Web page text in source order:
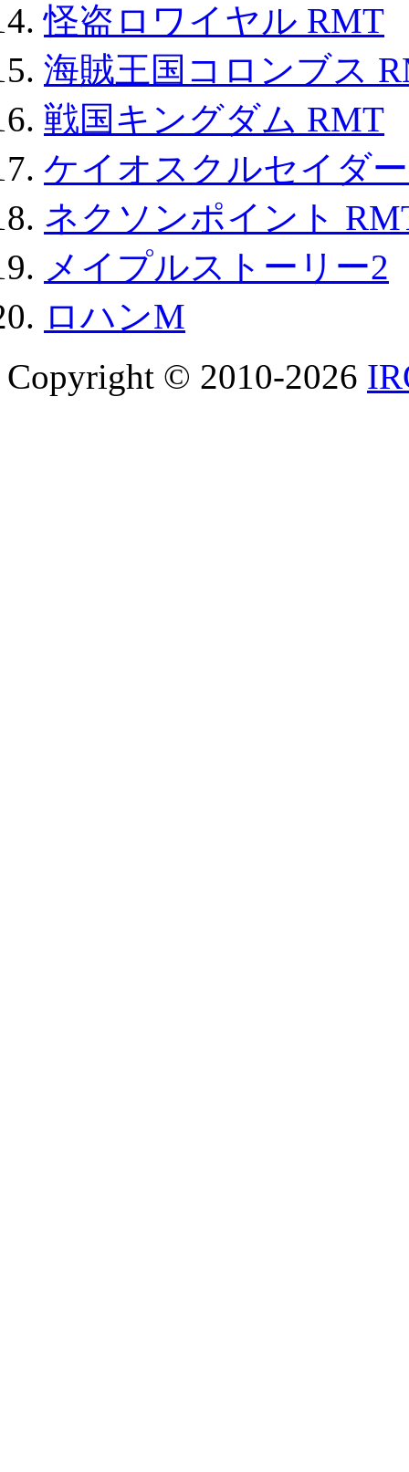
怪盗ロワイヤル RMT
海賊王国コロンブス
戦国キングダム RMT
ケイオスクルセイダ
ネクソンポイント
メイプルストーリー2
ロハンM
Copyright © 2010-2026